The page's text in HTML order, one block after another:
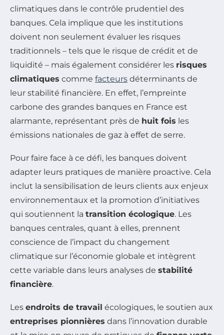
climatiques dans le contrôle prudentiel des
banques. Cela implique que les institutions
doivent non seulement évaluer les risques
traditionnels – tels que le risque de crédit et de
liquidité – mais également considérer les risques
climatiques comme facteurs déterminants de
leur stabilité financière. En effet, l’empreinte
carbone des grandes banques en France est
alarmante, représentant près de huit fois les
émissions nationales de gaz à effet de serre.
Pour faire face à ce défi, les banques doivent
adapter leurs pratiques de manière proactive. Cela
inclut la sensibilisation de leurs clients aux enjeux
environnementaux et la promotion d’initiatives
qui soutiennent la transition écologique. Les
banques centrales, quant à elles, prennent
conscience de l’impact du changement
climatique sur l’économie globale et intègrent
cette variable dans leurs analyses de stabilité
financière.
Les endroits de travail écologiques, le soutien aux
entreprises pionnières dans l’innovation durable